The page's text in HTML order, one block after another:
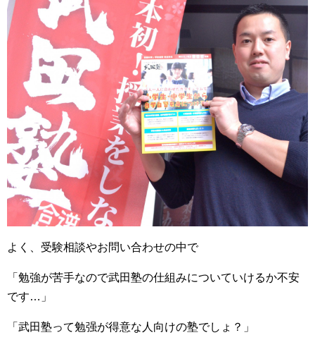
よく、受験相談やお問い合わせの中で
「勉強が苦手なので武田塾の仕組みについていけるか不安
です…」
「武田塾って勉强が得意な人向けの塾でしょ？」